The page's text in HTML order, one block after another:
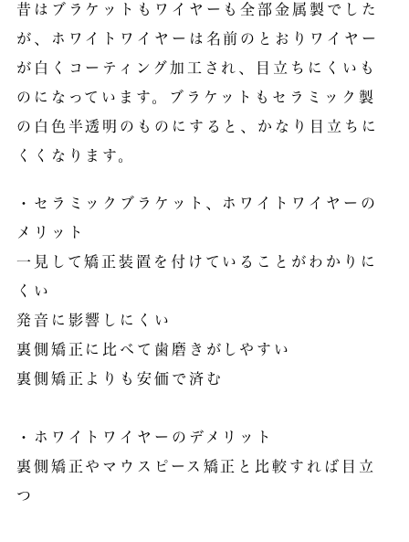
昔はブラケットもワイヤーも全部金属製でした
が、ホワイトワイヤーは名前のとおりワイヤー
が白くコーティング加工され、目立ちにくいも
のになっています。ブラケットもセラミック製
の白色半透明のものにすると、かなり目立ちに
くくなります。
・セラミックブラケット、ホワイトワイヤーの
メリット
一見して矯正装置を付けていることがわかりに
くい
発音に影響しにくい
裏側矯正に比べて歯磨きがしやすい
裏側矯正よりも安価で済む
・ホワイトワイヤーのデメリット
裏側矯正やマウスピース矯正と比較すれば目立
つ